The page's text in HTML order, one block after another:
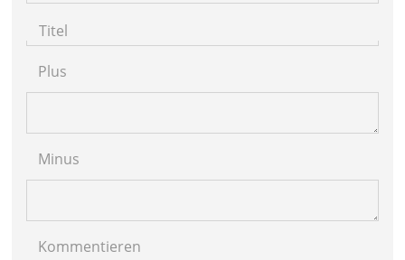
Titel
Plus
Minus
Kommentieren